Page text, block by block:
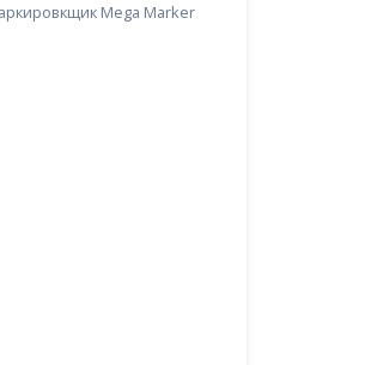
Mega Marker